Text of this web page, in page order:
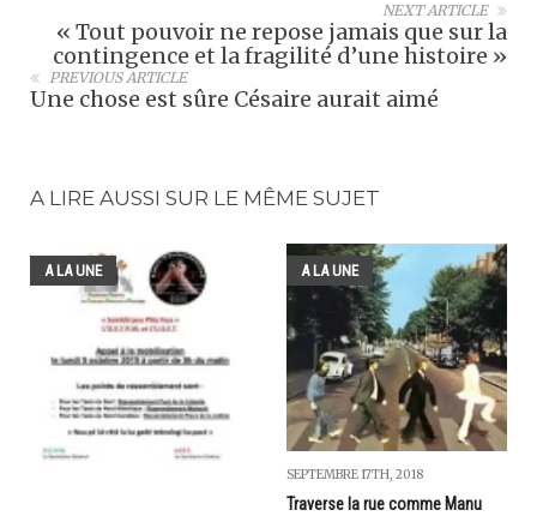
NEXT ARTICLE
« Tout pouvoir ne repose jamais que sur la
contingence et la fragilité d’une histoire »
PREVIOUS ARTICLE
Une chose est sûre Césaire aurait aimé
A LIRE AUSSI SUR LE MÊME SUJET
A LA UNE A LA UNE
SEPTEMBRE 17TH, 2018
Traverse la rue comme Manu